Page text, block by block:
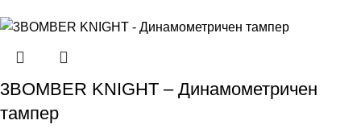
3BOMBER KNIGHT – Динамометричен
тампер